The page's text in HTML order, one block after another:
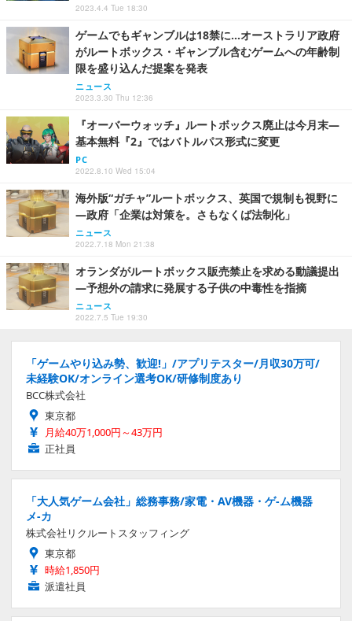
2023.4.4 Tue 18:30
ゲームでもギャンブルは18禁に…オーストラリア政府
がルートボックス・ギャンブル含むゲームへの年齢制
限を盛り込んだ提案を発表
ニュース
2023.3.30 Thu 12:36
『オーバーウォッチ』ルートボックス廃止は今月末―
基本無料『2』ではバトルパス形式に変更
PC
2022.8.10 Wed 15:04
海外版“ガチャ”ルートボックス、英国で規制も視野に
―政府「企業は対策を。さもなくば法制化」
ニュース
2022.7.18 Mon 21:38
オランダがルートボックス販売禁止を求める動議提出
―予想外の請求に発展する子供の中毒性を指摘
ニュース
2022.7.5 Tue 19:30
「ゲームやり込み勢、歓迎!」/アプリテスター/月収30万可/
未経験OK/オンライン選考OK/研修制度あり
BCC株式会社
東京都
月給40万1,000円～43万円
正社員
「大人気ゲーム会社」総務事務/家電・AV機器・ゲ-ム機器
メ-カ
株式会社リクルートスタッフィング
東京都
時給1,850円
派遣社員